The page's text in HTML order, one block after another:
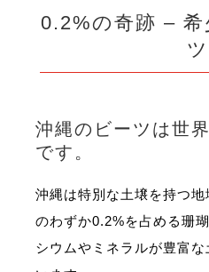
0.2%の奇跡 – 希
ツ
沖縄のビーツは世
です。
沖縄は特別な土壌を持つ
のわずか0.2%を占める珊
シウムやミネラルが豊富